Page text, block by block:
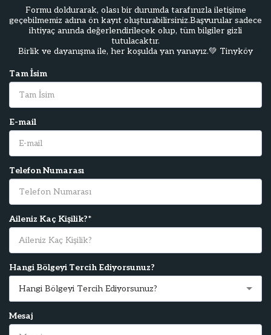
Formu doldurarak, olası bir durumda tarafınızla iletişime
geçebilmemiz adına ön kayıt oluşturabilirsiniz.Başvurular sadece
ihtiyaç anında değerlendirilecek olup, tüm bilgiler gizli
tutulacaktır.
Birlik ve dayanışma ile, her koşulda yan yanayız.💚 Tinyköy
Tam İsim
E-mail
Telefon Numarası
Aileniz Kaç Kişilik?*
Hangi Bölgeyi Tercih Ediyorsunuz?
Hangi Bölgeyi Tercih Ediyorsunuz?
Mesaj